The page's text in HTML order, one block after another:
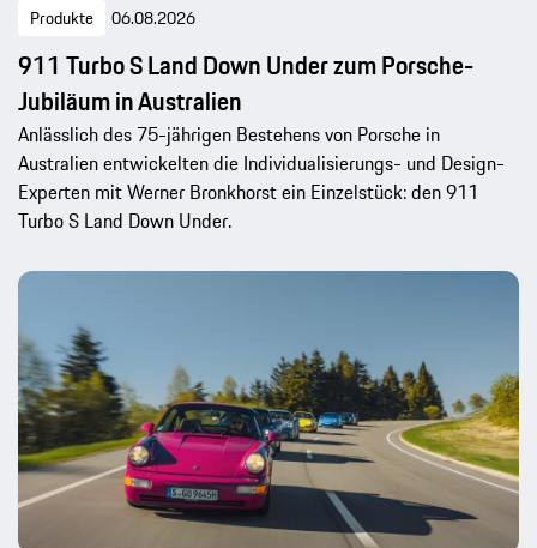
Produkte 06.08.2026
911 Turbo S Land Down Under zum Porsche-
Jubiläum in Australien
Anlässlich des 75-jährigen Bestehens von Porsche in
Australien entwickelten die Individualisierungs- und Design-
Experten mit Werner Bronkhorst ein Einzelstück: den 911
Turbo S Land Down Under.